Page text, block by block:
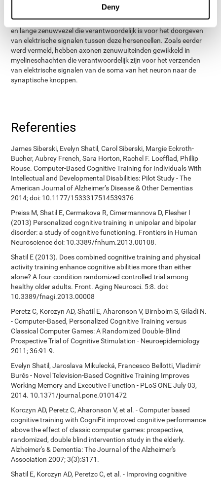
Deny
Het axon is een ander hoofddeel van het neuron. Het is een fijne
en lange zenuwvezel die verantwoordelijk is voor het doorgeven
van elektrische signalen tussen deze hersencellen. Zoals eerder
werd vermeld, hebben axonen zenuwuiteinden gewikkeld in
myelineschachten die verantwoordelijk zijn voor het verzenden
van elektrische signalen van de soma van het neuron naar de
synaptische knoppen.
Referenties
James Siberski, Evelyn Shatil, Carol Siberski, Margie Eckroth-
Bucher, Aubrey French, Sara Horton, Rachel F. Loefflad, Phillip
Rouse. Computer-Based Cognitive Training for Individuals With
Intellectual and Developmental Disabilities: Pilot Study - The
American Journal of Alzheimer’s Disease & Other Dementias
2014; doi: 10.1177/1533317514539376
Preiss M, Shatil E, Cermakova R, Cimermannova D, Flesher I
(2013) Personalized cognitive training in unipolar and bipolar
disorder: a study of cognitive functioning. Frontiers in Human
Neuroscience doi: 10.3389/fnhum.2013.00108.
Shatil E (2013). Does combined cognitive training and physical
activity training enhance cognitive abilities more than either
alone? A four-condition randomized controlled trial among
healthy older adults. Front. Aging Neurosci. 5:8. doi:
10.3389/fnagi.2013.00008
Peretz C, Korczyn AD, Shatil E, Aharonson V, Birnboim S, Giladi N.
- Computer-Based, Personalized Cognitive Training versus
Classical Computer Games: A Randomized Double-Blind
Prospective Trial of Cognitive Stimulation - Neuroepidemiology
2011; 36:91-9.
Evelyn Shatil, Jaroslava Mikulecká, Francesco Bellotti, Vladimír
Burěs - Novel Television-Based Cognitive Training Improves
Working Memory and Executive Function - PLoS ONE July 03,
2014. 10.1371/journal.pone.0101472
Korczyn AD, Peretz C, Aharonson V, et al. - Computer based
cognitive training with CogniFit improved cognitive performance
above the effect of classic computer games: prospective,
randomized, double blind intervention study in the elderly.
Alzheimer's & Dementia: The Journal of the Alzheimer's
Association 2007; 3(3):S171.
Shatil E, Korczyn AD, Peretzc C, et al. - Improving cognitive